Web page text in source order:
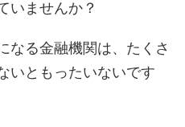
いませんか？
なる金融機関は、たくさ
いともったいないです